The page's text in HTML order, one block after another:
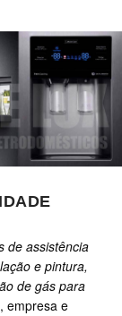
de assistência
e pintura,
de gás para
empresa e